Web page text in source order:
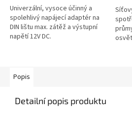
Univerzální, vysoce účinný a
spolehlivý napájecí adaptér na
DIN lištu max. zátěž a výstupní
napětí 12V DC.
Popis
Detailní popis produktu